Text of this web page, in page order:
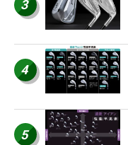
3
4
5